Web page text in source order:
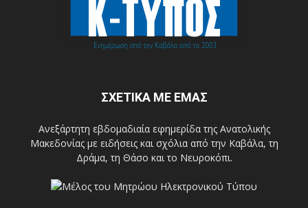
ΣΧΕΤΙΚΑ ΜΕ ΕΜΑΣ
Ανεξάρτητη εβδομαδιαία εφημερίδα της Ανατολικής
Μακεδονίας με ειδήσεις και σχόλια από την Καβάλα, τη
Δράμα, τη Θάσο και το Νευροκόπι.